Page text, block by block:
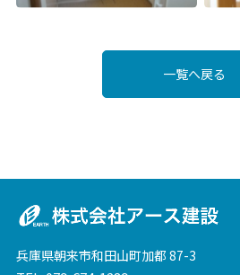
一覧へ戻る
兵庫県朝来市和田山町加都 87-3